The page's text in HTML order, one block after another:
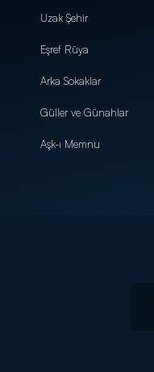
Uzak Şehir
Eşref Rüya
Arka Sokaklar
Güller ve Günahlar
Aşk-ı Memnu